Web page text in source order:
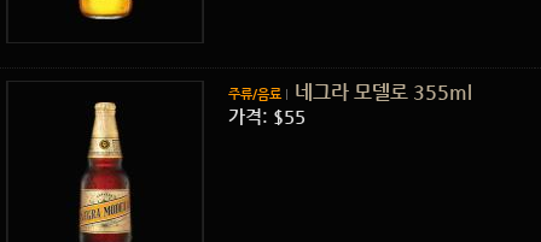
주류/음료 네그라 모델로 355ml
가격: $55